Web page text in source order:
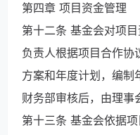
第四章 项目资金管理
第十二条 基金会对项
负责人根据项目合作协
方案和年度计划，编制
财务部审核后，由理事
第十三条 基金会依据项